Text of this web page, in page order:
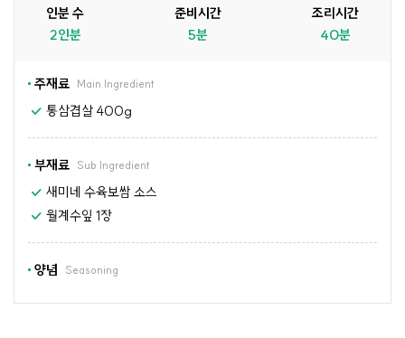
인분 수
2인분
준비시간
5분
조리시간
40분
주재료 Main Ingredient
통삼겹살 400g
부재료 Sub Ingredient
새미네 수육보쌈 소스
월계수잎 1장
양념 Seasoning